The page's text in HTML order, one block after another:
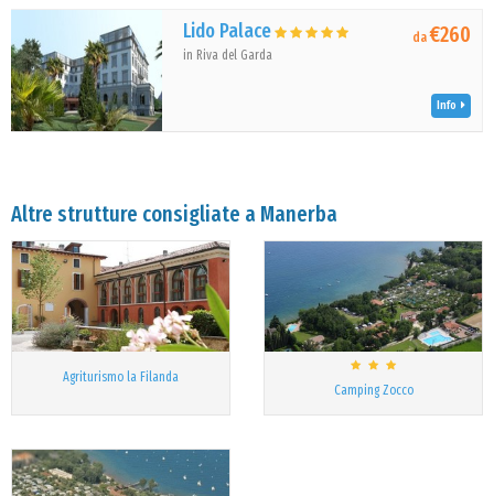
Lido Palace
in Riva del Garda
da€260
Info
Altre strutture consigliate a Manerba
Agriturismo la Filanda
Camping Zocco